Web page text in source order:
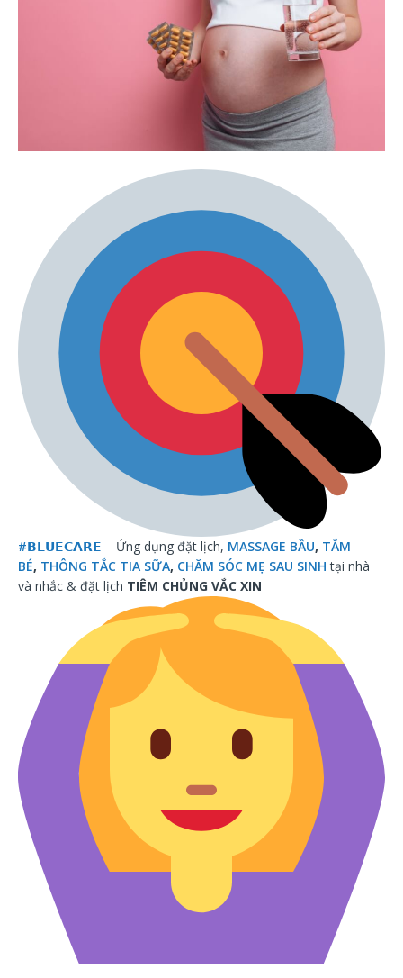
#𝗕𝗟𝗨𝗘𝗖𝗔𝗥𝗘 – Ứng dụng đặt lịch, MASSAGE BẦU, TẮM
BÉ, THÔNG TẮC TIA SỮA, CHĂM SÓC MẸ SAU SINH tại nhà
và nhắc & đặt lịch TIÊM CHỦNG VẮC XIN